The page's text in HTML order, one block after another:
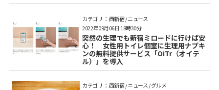
カテゴリ： 西新宿 / ニュース
突然の生理でも新宿ミロードに行けば安
心！ 女性用トイレ個室に生理用ナプキ
ンの無料提供サービス「OiTr（オイテ
ル）」を導入
2022年09月06日 18時30分
カテゴリ： 西新宿 / ニュース / グルメ